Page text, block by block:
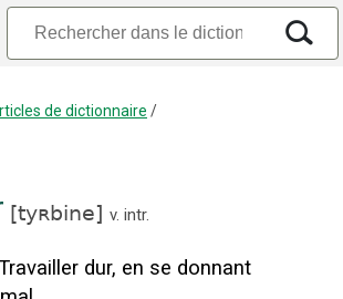
de dictionnaire /
[tyʀbine] v. intr.
dur, en se donnant